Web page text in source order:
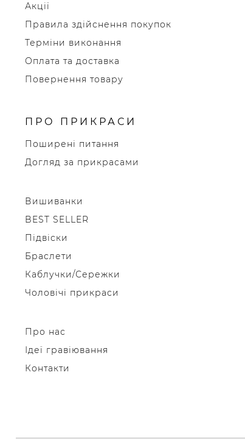
Акції
Правила здійснення покупок
Терміни виконання
Оплата та доставка
Повернення товару
ПРО ПРИКРАСИ
Поширені питання
Догляд за прикрасами
Вишиванки
BEST SELLER
Підвіски
Браслети
Каблучки/Сережки
Чоловічі прикраси
Про нас
Ідеї гравіювання
Контакти